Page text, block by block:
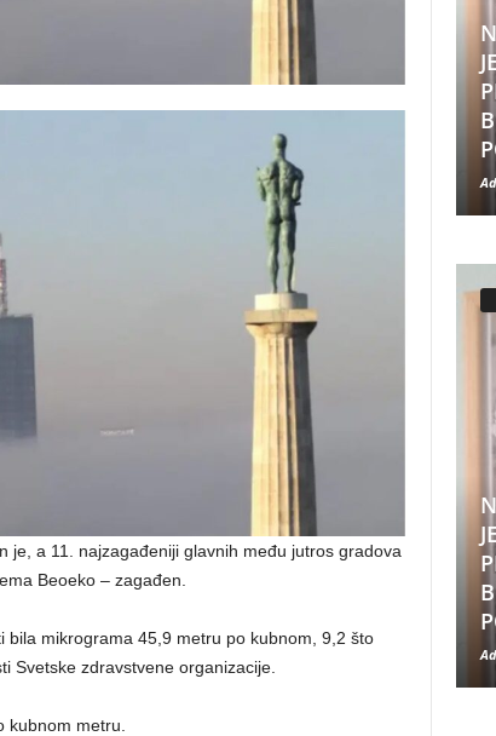
je, a 11. najzagađeniji glavnih među jutros gradova
Beoeko – zagađen.
mikrograma 45,9 metru po kubnom, 9,2 što
Svetske zdravstvene organizacije.
kubnom metru.